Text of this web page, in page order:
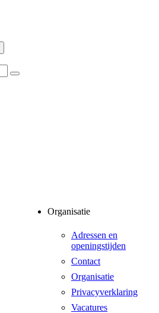
Organisatie
Adressen en
openingstijden
Contact
Organisatie
Privacyverklaring
Vacatures